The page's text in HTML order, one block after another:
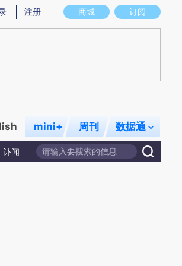
图存在偏差。不代表财新观点和立场。推荐点击链
商城 订阅
注册
mini+ 周刊 数据通
讣闻